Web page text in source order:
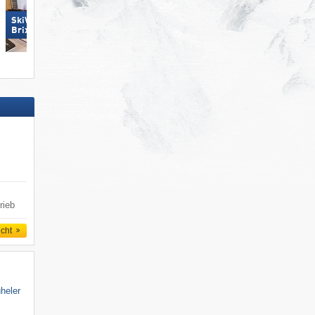
SkiWelt Wilder Kaiser-
Brixental
KitzSki – Kitzbühel/​Kirchberg